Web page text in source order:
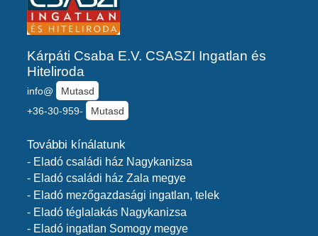
Kárpáti Csaba E.V. CSASZI Ingatlan és
Hiteliroda
info@
Mutasd
+36-30-959-
Mutasd
További kínálatunk
- Eladó családi ház Nagykanizsa
- Eladó családi ház Zala megye
- Eladó mezőgazdasági ingatlan, telek
- Eladó téglalakás Nagykanizsa
- Eladó ingatlan Somogy megye